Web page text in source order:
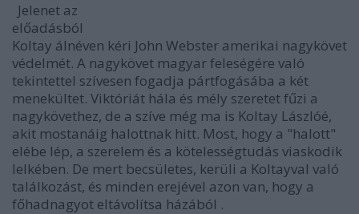
Jelenet az
előadásból
Koltay álnéven kéri John Webster amerikai nagykövet
védelmét. A nagykövet magyar feleségére való
tekintettel szívesen fogadja pártfogásába a két
menekültet. Viktóriát hála és mély szeretet fűzi a
nagykövethez, de a szíve még ma is Koltay Lászlóé,
akit mostanáig halottnak hitt. Most, hogy a "halott"
elébe lép, a szerelem és a kötelességtudás viaskodik
lelkében. De mert becsületes, kerüli a Koltayval való
találkozást, és minden erejével azon van, hogy a
főhadnagyot eltávolítsa házából .